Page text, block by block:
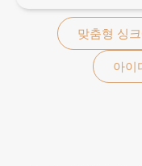
맞춤형 싱
아이